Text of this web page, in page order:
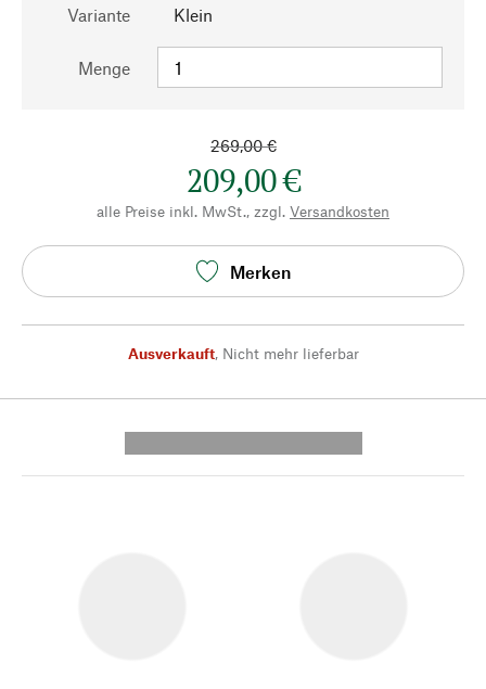
Variante Klein
Menge
269,00 €
209,00 €
alle Preise inkl. MwSt., zzgl. Versandkosten
Merken
Ausverkauft, Nicht mehr lieferbar